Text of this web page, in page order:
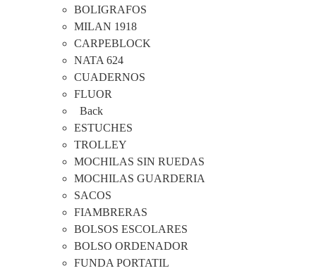
BOLIGRAFOS
MILAN 1918
CARPEBLOCK
NATA 624
CUADERNOS
FLUOR
Back
ESTUCHES
TROLLEY
MOCHILAS SIN RUEDAS
MOCHILAS GUARDERIA
SACOS
FIAMBRERAS
BOLSOS ESCOLARES
BOLSO ORDENADOR
FUNDA PORTATIL